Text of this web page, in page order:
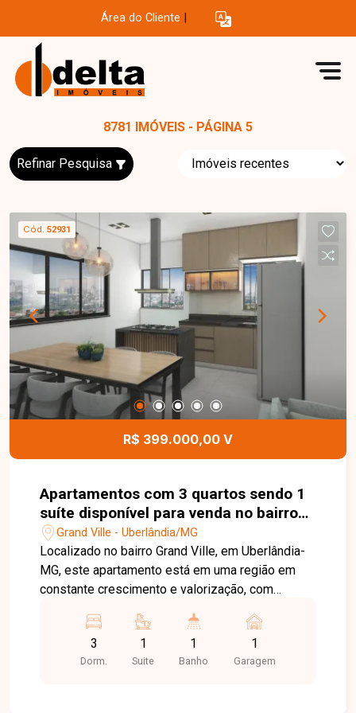
Área do Cliente
8781 IMÓVEIS - PÁGINA 5
Refinar Pesquisa
Cód. 52931
R$ 399.000,00 V
Apartamentos com 3 quartos sendo 1
suíte disponível para venda no bairro
Grand Ville em Uberlândia-MG
Grand Ville - Uberlândia/MG
Localizado no bairro Grand Ville, em Uberlândia-
MG, este apartamento está em uma região em
constante crescimento e valorização, com
principais vias da cidade. Próximo a
supermercados, escolas, farmácias, academias e
diversos comércios e serviços, o bairro oferece
3
Dorm.
1
Suite
1
Banho
1
Garagem